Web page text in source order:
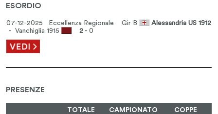
ESORDIO
07-12-2025 Eccellenza Regionale Gir B
Alessandria US 1912
- Vanchiglia 1915
2 - 0
PRESENZE
TOTALE CAMPIONATO
COPPE